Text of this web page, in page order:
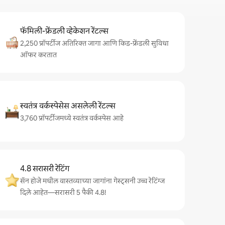
फॅमिली-फ्रेंडली व्हेकेशन रेंटल्स
2,250 प्रॉपर्टीज अतिरिक्त जागा आणि किड-फ्रेंडली सुविधा
ऑफर करतात
स्वतंत्र वर्कस्पेसेस असलेली रेंटल्स
3,760 प्रॉपर्टीजमध्ये स्वतंत्र वर्कस्पेस आहे
4.8 सरासरी रेटिंग
सॅन होजे मधील वास्तव्याच्या जागांना गेस्ट्सनी उच्च रेटिंग्ज
दिले आहेत—सरासरी 5 पैकी 4.8!